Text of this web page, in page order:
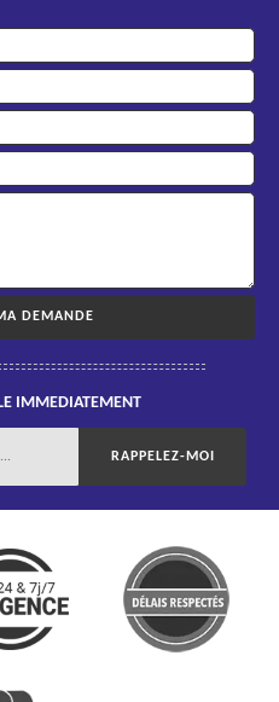
IMMEDIATEMENT